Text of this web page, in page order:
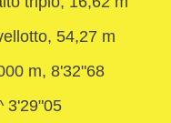
54,27 m
m, 8'32"68
3'29"05